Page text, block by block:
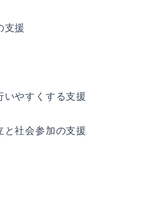
支援
いやすくする支援
と社会参加の支援